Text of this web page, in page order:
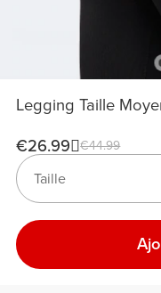
Legging Taille
€26.99 €44.99
Taille